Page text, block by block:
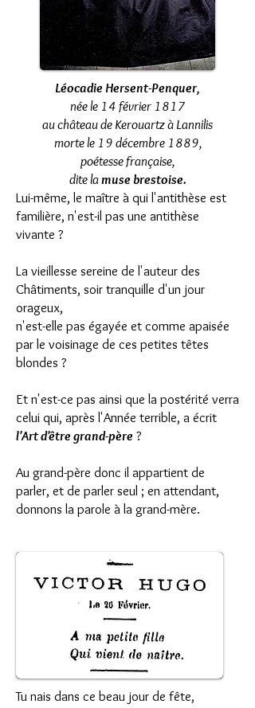
Léocadie Hersent-Penquer,
née le 14 février 1817
au château de Kerouartz à Lannilis
morte le 19 décembre 1889,
poétesse française,
dite lamuse brestoise.
Lui-même, le maître à qui l'antithèse est
familière, n'est-il pas une antithèse
vivante ?
La vieillesse sereine de l'auteur des
Châtiments, soir tranquille d'un jour
orageux,
n'est-elle pas égayée et comme apaisée
par le voisinage de ces petites têtes
blondes ?
Et n'est-ce pas ainsi que la postérité verra
celui qui, après l'Année terrible, a écrit
l'Art d'être grand-père ?
Au grand-père donc il appartient de
parler, et de parler seul ; en attendant,
donnons la parole à la grand-mère.
Tu nais dans ce beau jour de fête,